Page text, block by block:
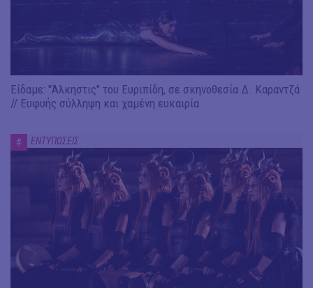
Είδαμε: "Άλκηστις" του Ευριπίδη, σε σκηνοθεσία Δ. Καραντζά
// Ευφυής σύλληψη και χαμένη ευκαιρία
# ΕΝΤΥΠΩΣΕΙΣ